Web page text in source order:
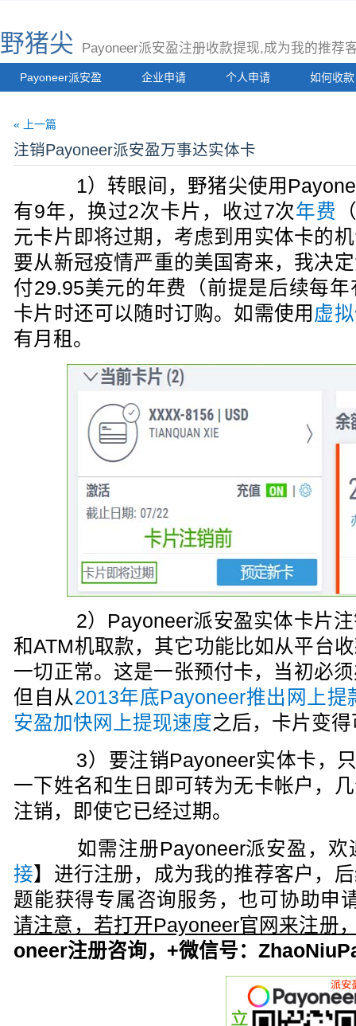
野猪尖 Payoneer派安盈注册收款提现,成为我的推荐
Payoneer派安盈 企业申请 个人申请 如何收款
« 上一篇
注销Payoneer派安盈万事达实体卡
1）转眼间，野猪尖使用
有9年，换过2次卡片，收过7次年费
元卡片即将过期，考虑到用实体卡的
要从新冠疫情严重的美国寄来，我决
付29.95美元的年费（前提是后续每
卡片时还可以随时订购。如需使用 虚
有月租。
2）Payoneer派安盈实体卡片注
和ATM机取款，其它功能比如从平台
一切正常。这是一张预付卡，当初必
但自从2013年底Payoneer推出网上提
安盈加快网上提现速度之后，卡片变
3）要注销Payoneer实体卡，
一下姓名和生日即可转为无卡帐户，
注销，即使它已经过期。
如需注册Payoneer派安盈，欢
接】进行注册，成为我的推荐客户，
题能获得专属咨询服务，也可协助申
请注意，若打开Payoneer官网来注册
oneer注册咨询，+微信号：